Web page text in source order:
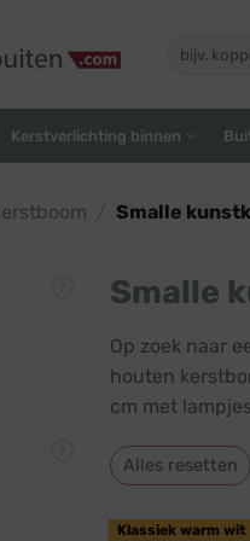
naar:
Kerstverlichting binnen
Smalle
Smalle
Op zoek naar
houten
cm met
Alles resetten
Klassiek warm wit